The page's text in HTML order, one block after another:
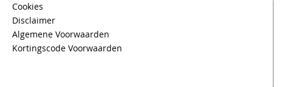
Cookies
Disclaimer
Algemene Voorwaarden
Kortingscode Voorwaarden